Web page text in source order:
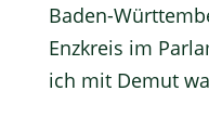
Baden-
Enzkreis im
ich mit Demut